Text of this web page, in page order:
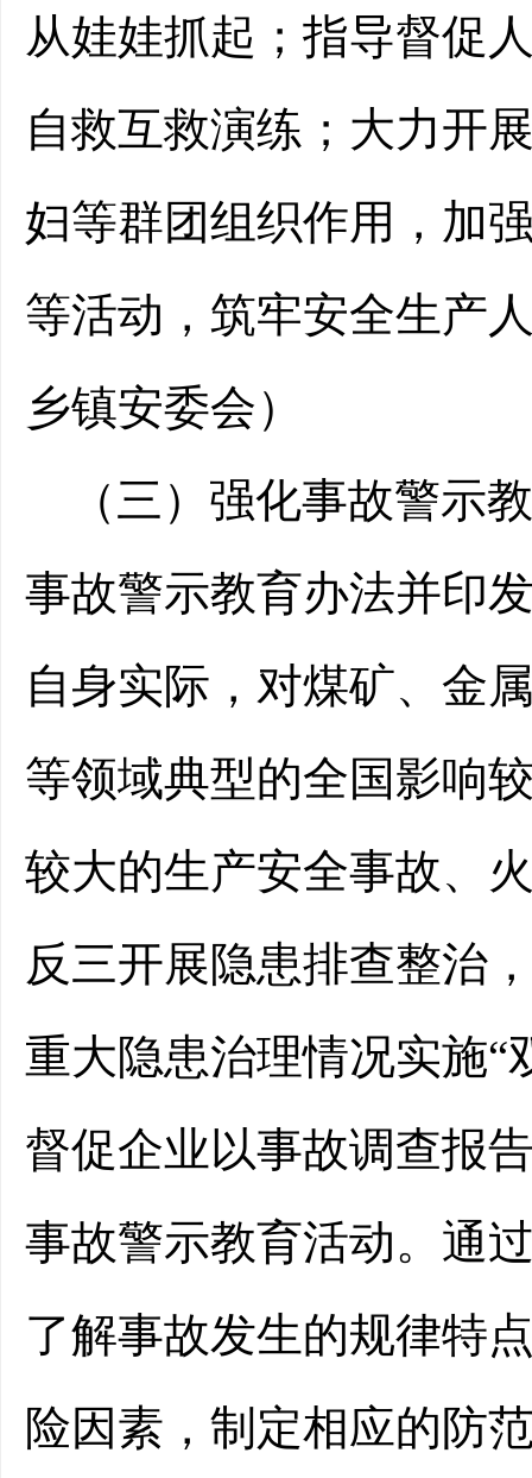
从娃娃抓起；指导督促
自救互救演练 ； 大力开
妇等群团组织作用，加
等活动，筑牢安全生产
乡镇安委会）
（三） 强化事故警示
事故警示教育办法并印
自身实际，对煤矿、金
等领域典型的全国影响
较大的生产安全事故、
反三开展隐患排查整治
重大隐患治理情况实施“
督促企业以事故调查报
事故警示教育活动。通
了解事故发生的规律特
险因素，制定相应的防